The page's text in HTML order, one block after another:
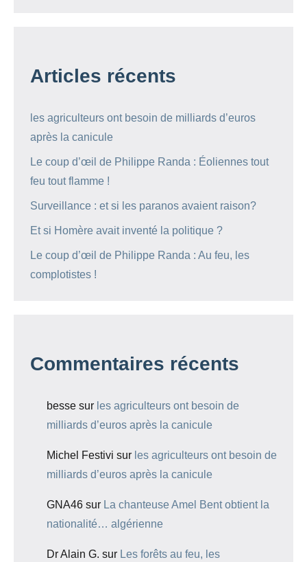
Articles récents
les agriculteurs ont besoin de milliards d’euros
après la canicule
Le coup d’œil de Philippe Randa : Éoliennes tout
feu tout flamme !
Surveillance : et si les paranos avaient raison?
Et si Homère avait inventé la politique ?
Le coup d’œil de Philippe Randa : Au feu, les
complotistes !
Commentaires récents
besse sur les agriculteurs ont besoin de
milliards d’euros après la canicule
Michel Festivi sur les agriculteurs ont besoin de
milliards d’euros après la canicule
GNA46 sur La chanteuse Amel Bent obtient la
nationalité… algérienne
Dr Alain G. sur Les forêts au feu, les